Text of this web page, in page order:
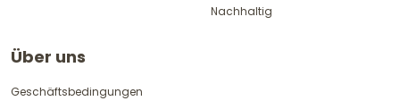
Nachhaltig
Über uns
Geschäftsbedingungen